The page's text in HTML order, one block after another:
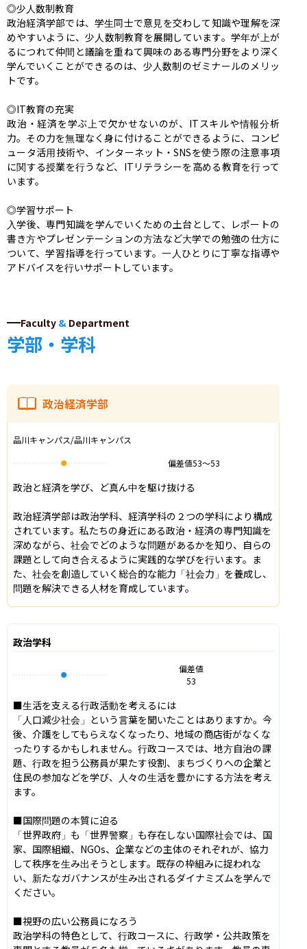
◎少人数制教育
政治経済学部では、学生同士で意見を交わして知識や理解を深
めやすいように、少人数制教育を展開しています。学年が上が
るにつれて仲間と議論を重ねて興味のある専門分野をより深く
学んでいくことができるのは、少人数制のゼミナールのメリッ
トです。
◎IT教育の充実
政治・経済を学ぶ上で欠かせないのが、ITスキルや情報分析
力。その力を無理なく身に付けることができるように、コンピ
ュータ活用技術や、インターネット・SNSを使う際の注意事項
に関する授業を行うなど、ITリテラシーを高める教育を行って
います。
◎学習サポート
入学後、専門知識を学んでいくための土台として、レポートの
書き方やプレゼンテーションの方法など大学での勉強の仕方に
ついて、学習指導を行っています。一人ひとりに丁寧な指導や
アドバイスを行いサポートしています。
Faculty & Department
学部・学科
政治経済学部
品川キャンパス/品川キャンパス
偏差値53〜53
政治と経済を学び、ど真ん中を駆け抜ける
政治経済学部は政治学科、経済学科の２つの学科により構成
されています。私たちの身近にある政治・経済の専門知識を
深めながら、社会でどのような問題があるかを知り、自らの
課題として向き合えるように実践的な学びを行います。ま
た、社会を創造していく総合的な能力「社会力」を養成し、
問題を解決できる人材を育成しています。
政治学科
偏差値
53
■生活を支える行政活動を考えるには
「人口減少社会」という言葉を聞いたことはありますか。今
後、介護をしてもらえなくなったり、地域の商店街がなくな
ったりするかもしれません。行政コースでは、地方自治の課
題、行政を担う公務員が果たす役割、まちづくりへの企業と
住民の参加などを学び、人々の生活を豊かにする方法を考え
ます。
■国際問題の本質に迫る
「世界政府」も「世界警察」も存在しない国際社会では、国
家、国際組織、NGOs、企業などの主体のそれぞれが、協力
して秩序を生み出そうとします。既存の枠組みに捉われな
い、新たなガバナンスが生み出されるダイナミズムを学んで
ください。
■視野の広い公務員になろう
政治学科の特色として、行政コースに、行政学・公共政策を